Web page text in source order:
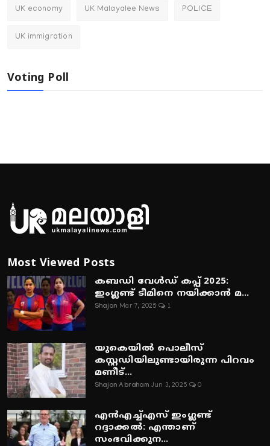
UK economy UK Malayalee News POLICE
UK immigration
Voting Poll
Most Viewed Posts
കബഡി വേൾഡ് കപ്പ് 2025:
ഇംഗ്ലണ്ട് ടീമിനെ നയിക്കാൻ മ...
Shajan Mar 7, 2025 1
യുകെയിൽ പൊലീസ്
കസ്റ്റഡിയിലുണ്ടായിരുന്ന പിറവം
മണീട്...
Shajan Abraham Jun 3, 2025 0
എൻഎച്ച്എസ് ഇംഗ്ലണ്ട്
റദ്ദാക്കൽ: എന്താണ്
സംഭവിക്കുന...